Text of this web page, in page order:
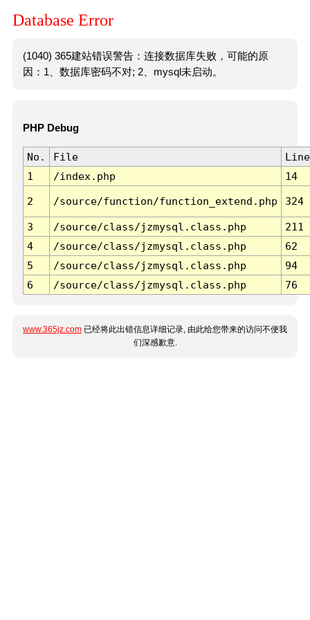
Database Error
(1040) 365建站错误警告：连接数据库失败，可能的原
因：1、数据库密码不对; 2、mysql未启动。
PHP Debug
No. File
Line
1
/index.php 14
2 /source/function/function_extend.php 324
3 /source/class/jzmysql.class.php
211
4
/source/class/jzmysql.class.php
62
5
/source/class/jzmysql.class.php
94
6
/source/class/jzmysql.class.php 76
www.365jz.com 已经将此出错信息详细记录, 由此给您带来的访问不便我
们深感歉意.